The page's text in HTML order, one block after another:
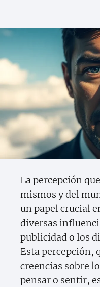
La percepción
mismos y del
un papel crucial
diversas
publicidad o los
Esta percepción,
creencias sobre
pensar o sentir,